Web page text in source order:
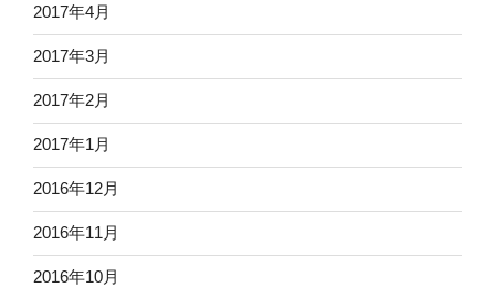
2017年4月
2017年3月
2017年2月
2017年1月
2016年12月
2016年11月
2016年10月